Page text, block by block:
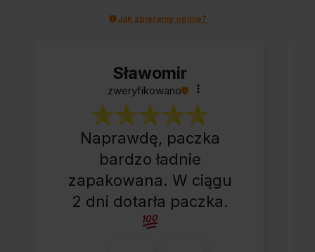
Jak zbieramy opinie?
Sławomir
zweryfikowano
Naprawdę, paczka
bardzo ładnie
zapakowana. W ciągu
2 dni dotarła paczka.